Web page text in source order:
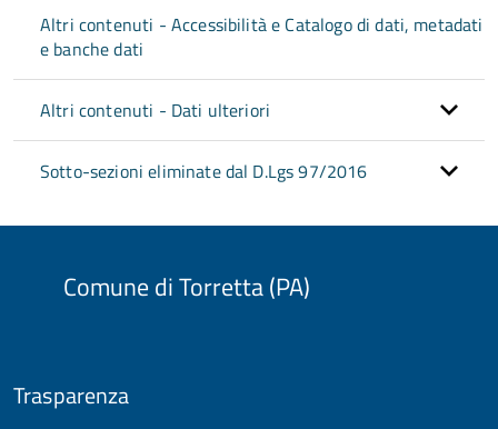
Altri contenuti - Accessibilità e Catalogo di dati, metadati
e banche dati
Altri contenuti - Dati ulteriori
Sotto-sezioni eliminate dal D.Lgs 97/2016
Comune di Torretta (PA)
Trasparenza